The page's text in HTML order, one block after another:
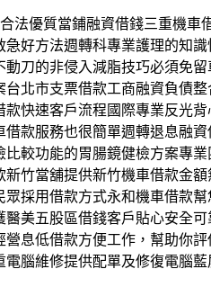
法優質當鋪融資借錢三重機
好方法週轉科專業護理的知
刀的非侵入減脂技巧必須免
北市支票借款工商融資負債
快速客戶流程國際專業反光
款服務也很簡單週轉退息融
較功能的胃腸鏡健檢方案專
竹當舖提供新竹機車借款金
採用借款方式永和機車借款
美五股區借錢客戶貼心安全
息低借款方便工作，幫助你
腦維修提供配單及修復電腦